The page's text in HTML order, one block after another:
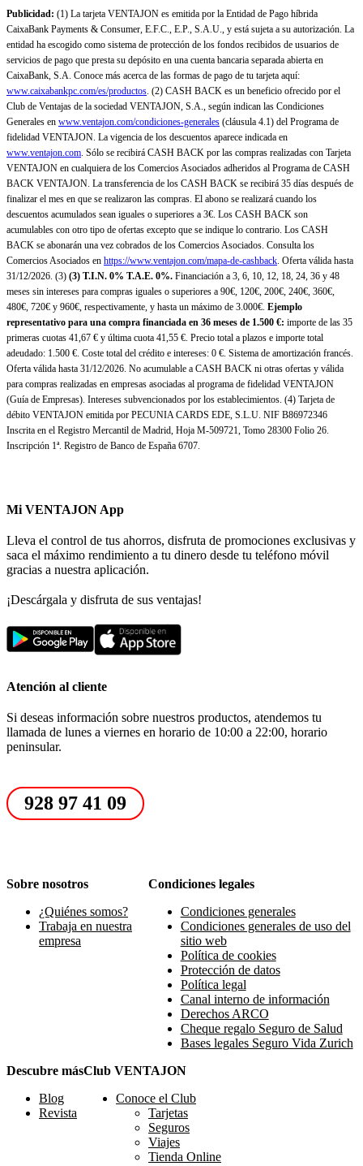
Publicidad: (1) La tarjeta VENTAJON es emitida por la Entidad de Pago híbrida
CaixaBank Payments & Consumer, E.F.C., E.P., S.A.U., y está sujeta a su autorización. La
entidad ha escogido como sistema de protección de los fondos recibidos de usuarios de
servicios de pago que presta su depósito en una cuenta bancaria separada abierta en
CaixaBank, S.A. Conoce más acerca de las formas de pago de tu tarjeta aquí:
www.caixabankpc.com/es/productos. (2) CASH BACK es un beneficio ofrecido por el
Club de Ventajas de la sociedad VENTAJON, S.A., según indican las Condiciones
Generales en www.ventajon.com/condiciones-generales (cláusula 4.1) del Programa de
fidelidad VENTAJON. La vigencia de los descuentos aparece indicada en
www.ventajon.com. Sólo se recibirá CASH BACK por las compras realizadas con Tarjeta
VENTAJON en cualquiera de los Comercios Asociados adheridos al Programa de CASH
BACK VENTAJON. La transferencia de los CASH BACK se recibirá 35 días después de
finalizar el mes en que se realizaron las compras. El abono se realizará cuando los
descuentos acumulados sean iguales o superiores a 3€. Los CASH BACK son
acumulables con otro tipo de ofertas excepto que se indique lo contrario. Los CASH
BACK se abonarán una vez cobrados de los Comercios Asociados. Consulta los
Comercios Asociados en https://www.ventajon.com/mapa-de-cashback. Oferta válida hasta
31/12/2026. (3) (3) T.I.N. 0% T.A.E. 0%. Financiación a 3, 6, 10, 12, 18, 24, 36 y 48
meses sin intereses para compras iguales o superiores a 90€, 120€, 200€, 240€, 360€,
480€, 720€ y 960€, respectivamente, y hasta un máximo de 3.000€. Ejemplo
representativo para una compra financiada en 36 meses de 1.500 €: importe de las 35
primeras cuotas 41,67 € y última cuota 41,55 €. Precio total a plazos e importe total
adeudado: 1.500 €. Coste total del crédito e intereses: 0 €. Sistema de amortización francés.
Oferta válida hasta 31/12/2026. No acumulable a CASH BACK ni otras ofertas y válida
para compras realizadas en empresas asociadas al programa de fidelidad VENTAJON
(Guía de Empresas). Intereses subvencionados por los establecimientos. (4) Tarjeta de
débito VENTAJON emitida por PECUNIA CARDS EDE, S.L.U. NIF B86972346
Inscrita en el Registro Mercantil de Madrid, Hoja M-509721, Tomo 28300 Folio 26.
Inscripción 1ª. Registro de Banco de España 6707.
Mi VENTAJON App
Lleva el control de tus ahorros, disfruta de promociones exclusivas y
saca el máximo rendimiento a tu dinero desde tu teléfono móvil
gracias a nuestra aplicación.
¡Descárgala y disfruta de sus ventajas!
Atención al cliente
Si deseas información sobre nuestros productos, atendemos tu
llamada de lunes a viernes en horario de 10:00 a 22:00, horario
peninsular.
928 97 41 09
Sobre nosotros
¿Quiénes somos?
Trabaja en nuestra
empresa
Condiciones legales
Condiciones generales
Condiciones generales de uso del
sitio web
Política de cookies
Protección de datos
Política legal
Canal interno de información
Derechos ARCO
Cheque regalo Seguro de Salud
Bases legales Seguro Vida Zurich
Descubre más
Blog
Revista
Club VENTAJON
Conoce el Club
Tarjetas
Seguros
Viajes
Tienda Online